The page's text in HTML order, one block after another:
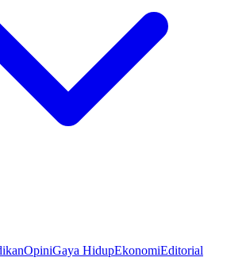
OpiniGaya HidupEkonomiEditorial